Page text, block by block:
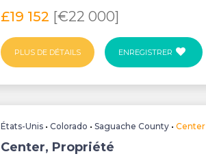
£19 152 [€22 000]
PLUS DE DÉTAILS ENREGISTRER
États-Unis •Colorado •Saguache County •Center
Center, Propriété